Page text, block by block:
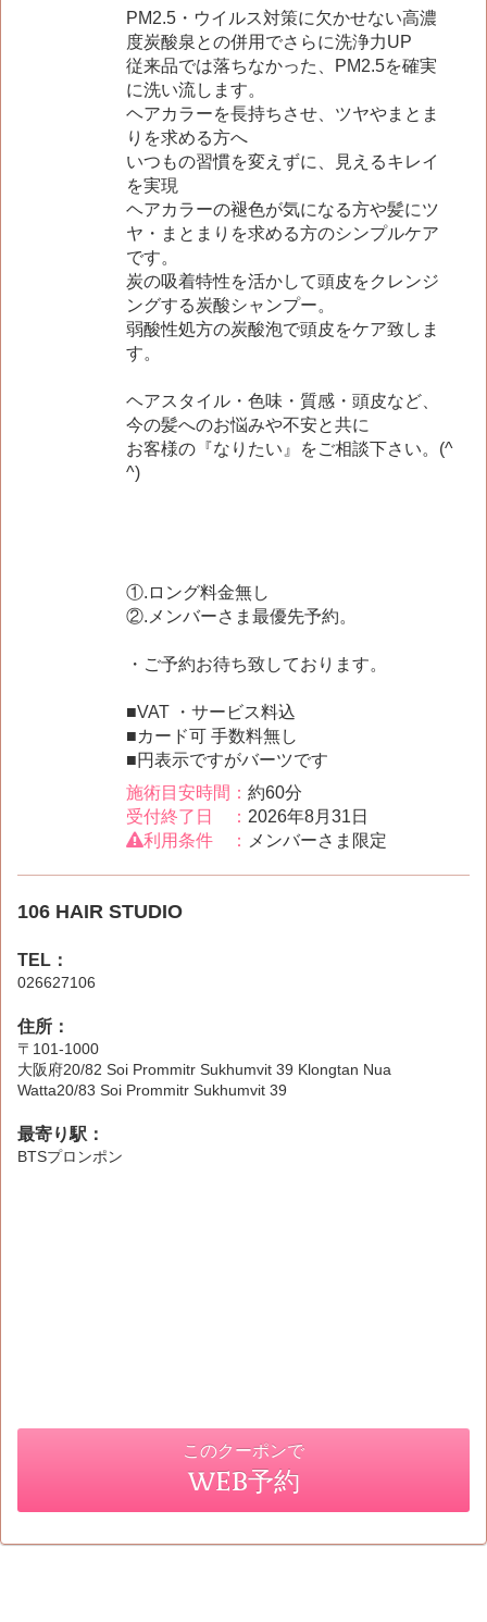
PM2.5・ウイルス対策に欠かせない高濃
度炭酸泉との併用でさらに洗浄力UP
従来品では落ちなかった、PM2.5を確実
に洗い流します。
ヘアカラーを長持ちさせ、ツヤやまとま
りを求める方へ
いつもの習慣を変えずに、見えるキレイ
を実現
ヘアカラーの褪色が気になる方や髪にツ
ヤ・まとまりを求める方のシンプルケア
です。
炭の吸着特性を活かして頭皮をクレンジ
ングする炭酸シャンプー。
弱酸性処方の炭酸泡で頭皮をケア致しま
す。
ヘアスタイル・色味・質感・頭皮など、
今の髪へのお悩みや不安と共に
お客様の『なりたい』をご相談下さい。(^
^)
①.ロング料金無し
②.メンバーさま最優先予約。
・ご予約お待ち致しております。
■VAT ・サービス料込
■カード可 手数料無し
■円表示ですがバーツです
施術目安時間： 約60分
受付終了日 ： 2026年8月31日
利用条件 ：
メンバーさま限定
106 HAIR STUDIO
TEL：
026627106
住所：
〒101-1000
大阪府20/82 Soi Prommitr Sukhumvit 39 Klongtan Nua
Watta20/83 Soi Prommitr Sukhumvit 39
最寄り駅：
BTSプロンポン
このクーポンで
WEB予約